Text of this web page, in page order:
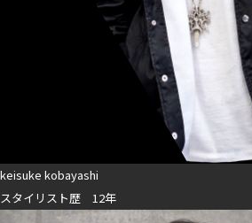
keisuke kobayashi
スタイリスト歴 12年